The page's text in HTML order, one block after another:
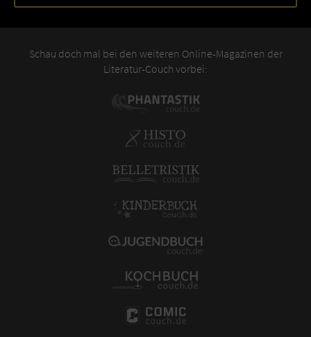
Schau doch mal bei den weiteren Online-Magazinen der
Literatur-Couch vorbei: